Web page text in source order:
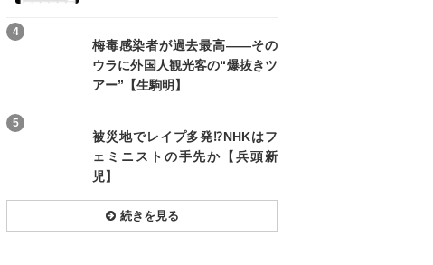
梅毒感染者が過去最高――その
ウラに外国人観光客の“爆抜きツ
アー”【生駒明】
4
被災地でレイプ多発⁉NHKはフ
ェミニストの手先か【兵頭新
児】
5
続きを見る